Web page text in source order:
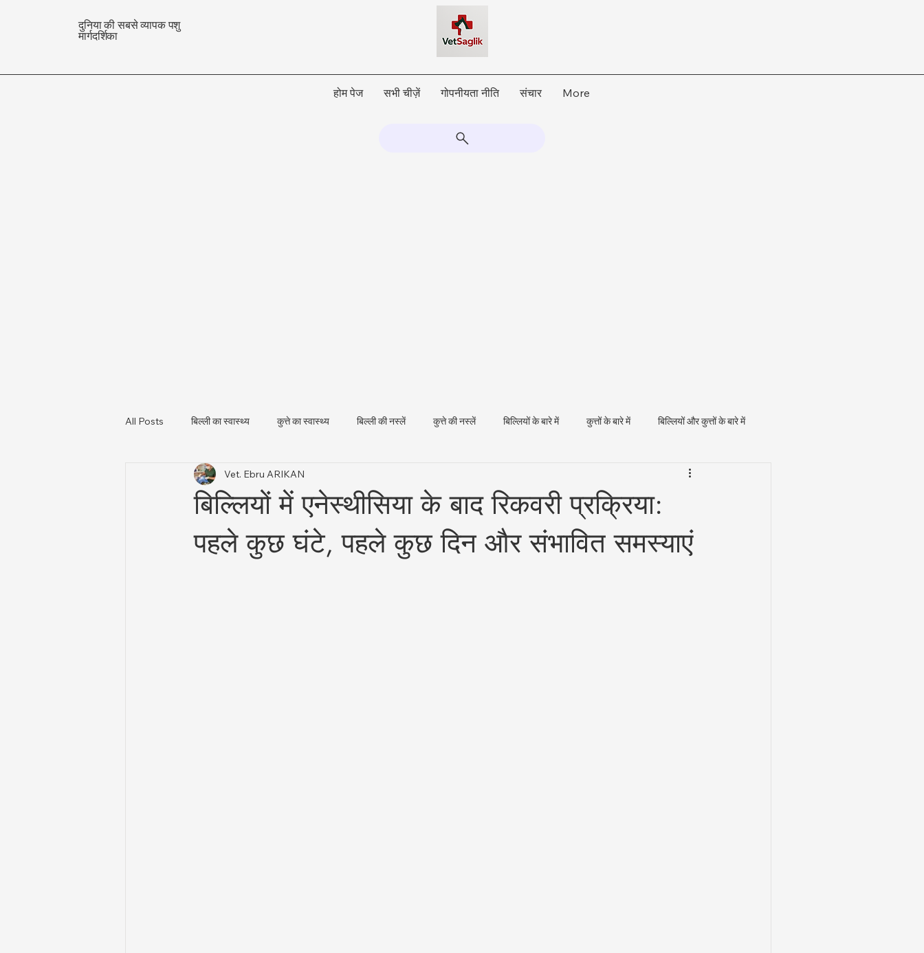
दुनिया की सबसे व्यापक पशु
मार्गदर्शिका
होम पेज सभी चीज़ें गोपनीयता नीति संचार More
All Posts बिल्ली का स्वास्थ्य कुत्ते का स्वास्थ्य बिल्ली की नस्लें कुत्ते की नस्लें बिल्लियों के बारे में कुत्तों के बारे में बिल्लियों और कुत्तों के बारे में
पशु स्वास्थ्य और नियामकीय अपडेट पशुधन स्वास्थ्य
बिल्लियों में एनेस्थीसिया के बाद रिकवरी प्रक्रिया:
पहले कुछ घंटे, पहले कुछ दिन और संभावित समस्याएं
Vet. Ebru ARIKAN